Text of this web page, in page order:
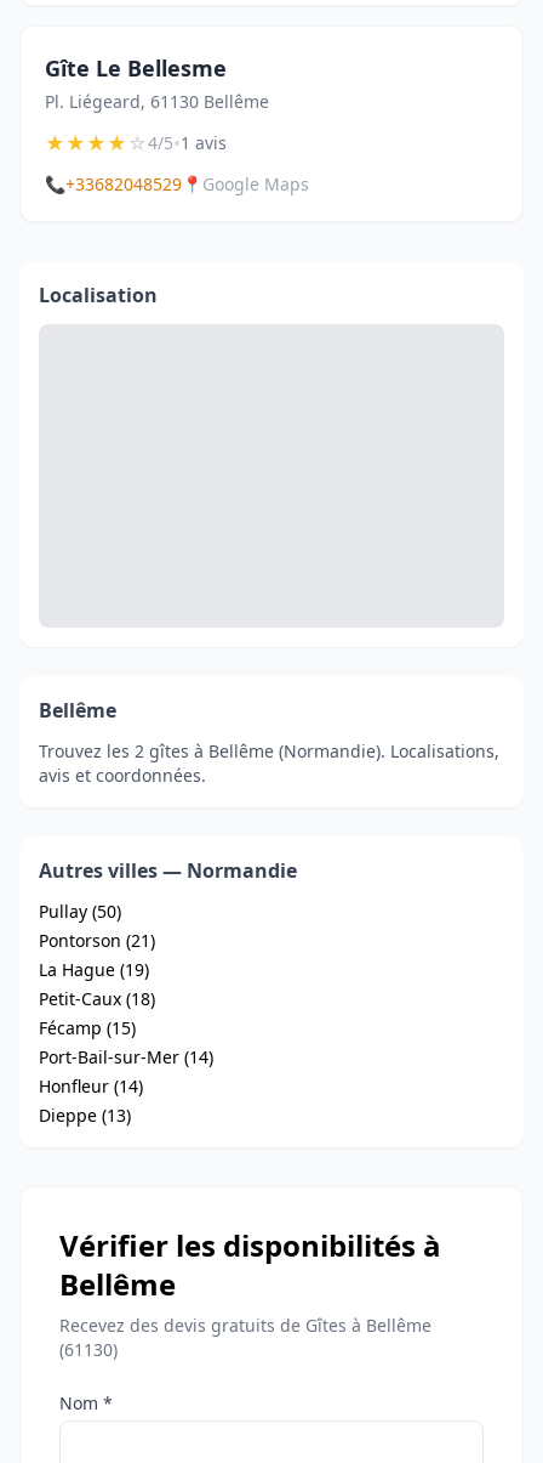
Gîte Le Bellesme
Pl. Liégeard, 61130 Bellême
★★★★☆4/5•1 avis
📞+33682048529 📍 Google Maps
Localisation
Bellême
Trouvez les 2 gîtes à Bellême (Normandie). Localisations,
avis et coordonnées.
Autres villes — Normandie
Pullay (50)
Pontorson (21)
La Hague (19)
Petit-Caux (18)
Fécamp (15)
Port-Bail-sur-Mer (14)
Honfleur (14)
Dieppe (13)
Vérifier les disponibilités à
Bellême
Recevez des devis gratuits de Gîtes à Bellême
(61130)
Nom *